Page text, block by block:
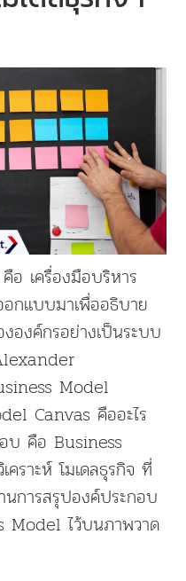
อ เครื่องมือบริหาร
อกแบบมาเพื่ออธิบาย
งองค์กรอย่างเป็นระบบ
Model
Canvas คืออะไร
บ คือ Business
ราะห์ โมเดลธุรกิจ ที่
การสรุปองค์ประกอบ
ไว้บนภาพวาด